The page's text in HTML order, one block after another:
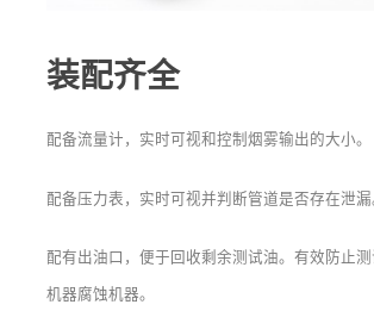
装配齐全
配备流量计，实时可视和控制烟雾输出的大小。
配备压力表，实时可视并判断管道是否存在泄漏
配有出油口，便于回收剩余测试油。有效防止
机器腐蚀机器。